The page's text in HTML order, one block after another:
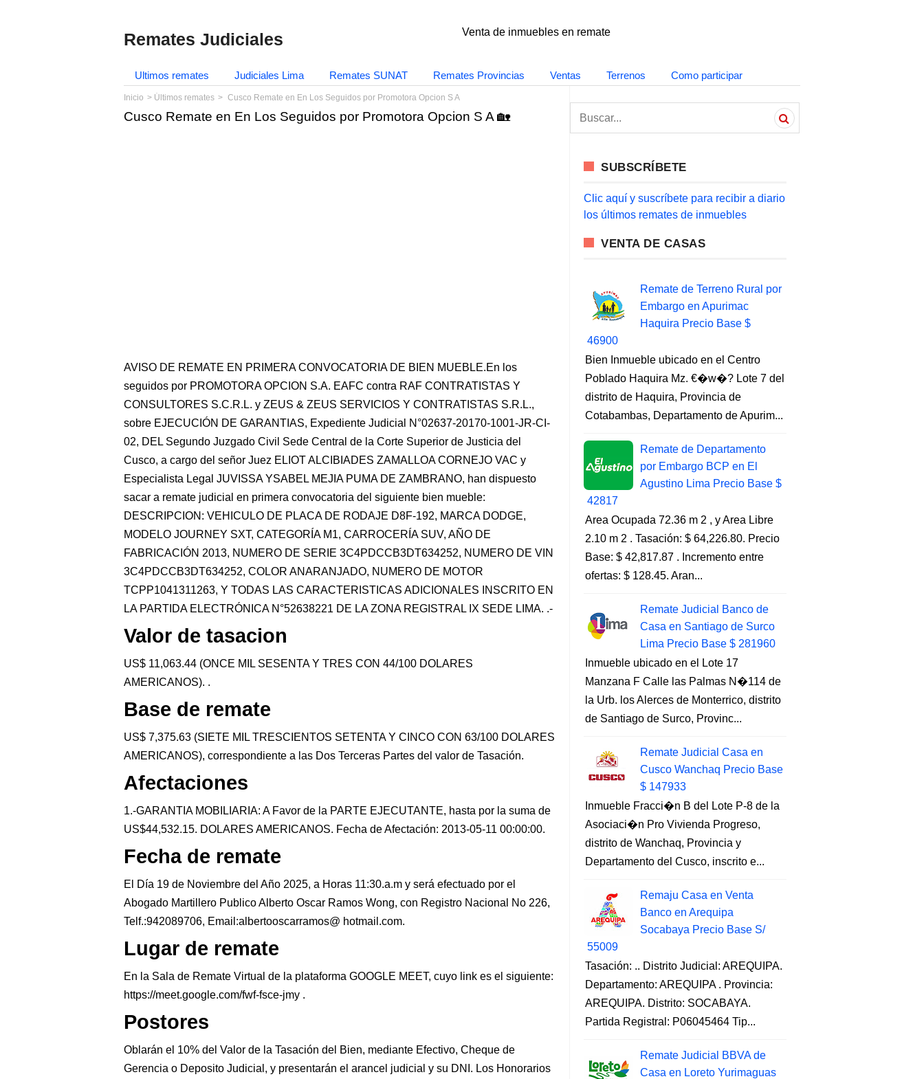
Remates Judiciales Venta de inmuebles en remate
Ultimos remates Judiciales Lima Remates SUNAT Remates Provincias Ventas Terrenos Como participar
Inicio Últimos remates Cusco Remate en En Los Seguidos por Promotora Opcion S A
Cusco Remate en En Los Seguidos por Promotora Opcion S A 🏡
AVISO DE REMATE EN PRIMERA CONVOCATORIA DE BIEN MUEBLE.En los
seguidos por PROMOTORA OPCION S.A. EAFC contra RAF CONTRATISTAS Y
CONSULTORES S.C.R.L. y ZEUS & ZEUS SERVICIOS Y CONTRATISTAS S.R.L.,
sobre EJECUCIÓN DE GARANTIAS, Expediente Judicial N°02637-20170-1001-JR-CI-
02, DEL Segundo Juzgado Civil Sede Central de la Corte Superior de Justicia del
Cusco, a cargo del señor Juez ELIOT ALCIBIADES ZAMALLOA CORNEJO VAC y
Especialista Legal JUVISSA YSABEL MEJIA PUMA DE ZAMBRANO, han dispuesto
sacar a remate judicial en primera convocatoria del siguiente bien mueble:
DESCRIPCION: VEHICULO DE PLACA DE RODAJE D8F-192, MARCA DODGE,
MODELO JOURNEY SXT, CATEGORÍA M1, CARROCERÍA SUV, AÑO DE
FABRICACIÓN 2013, NUMERO DE SERIE 3C4PDCCB3DT634252, NUMERO DE VIN
3C4PDCCB3DT634252, COLOR ANARANJADO, NUMERO DE MOTOR
TCPP1041311263, Y TODAS LAS CARACTERISTICAS ADICIONALES INSCRITO EN
LA PARTIDA ELECTRÓNICA N°52638221 DE LA ZONA REGISTRAL IX SEDE LIMA. .-
Valor de tasacion
US$ 11,063.44 (ONCE MIL SESENTA Y TRES CON 44/100 DOLARES
AMERICANOS). .
Base de remate
US$ 7,375.63 (SIETE MIL TRESCIENTOS SETENTA Y CINCO CON 63/100 DOLARES
AMERICANOS), correspondiente a las Dos Terceras Partes del valor de Tasación.
Afectaciones
1.-GARANTIA MOBILIARIA: A Favor de la PARTE EJECUTANTE, hasta por la suma de
US$44,532.15. DOLARES AMERICANOS. Fecha de Afectación: 2013-05-11 00:00:00.
Fecha de remate
El Día 19 de Noviembre del Año 2025, a Horas 11:30.a.m y será efectuado por el
Abogado Martillero Publico Alberto Oscar Ramos Wong, con Registro Nacional No 226,
Telf.:942089706, Email:albertooscarramos@ hotmail.com.
Lugar de remate
En la Sala de Remate Virtual de la plataforma GOOGLE MEET, cuyo link es el siguiente:
https://meet.google.com/fwf-fsce-jmy .
Postores
Oblarán el 10% del Valor de la Tasación del Bien, mediante Efectivo, Cheque de
Gerencia o Deposito Judicial, y presentarán el arancel judicial y su DNI. Los Honorarios
a
SUBSCRÍBETE
Clic aquí y suscríbete para recibir a diario
los últimos remates de inmuebles
VENTA DE CASAS
Remate de Terreno Rural por
Embargo en Apurimac
Haquira Precio Base $
46900
Bien Inmueble ubicado en el Centro
Poblado Haquira Mz. €�w�? Lote 7 del
distrito de Haquira, Provincia de
Cotabambas, Departamento de Apurim...
Remate de Departamento
por Embargo BCP en El
Agustino Lima Precio Base $
42817
Area Ocupada 72.36 m 2 , y Area Libre
2.10 m 2 . Tasación: $ 64,226.80. Precio
Base: $ 42,817.87 . Incremento entre
ofertas: $ 128.45. Aran...
Remate Judicial Banco de
Casa en Santiago de Surco
Lima Precio Base $ 281960
Inmueble ubicado en el Lote 17
Manzana F Calle las Palmas N�114 de
la Urb. los Alerces de Monterrico, distrito
de Santiago de Surco, Provinc...
Remate Judicial Casa en
Cusco Wanchaq Precio Base
$ 147933
Inmueble Fracci�n B del Lote P-8 de la
Asociaci�n Pro Vivienda Progreso,
distrito de Wanchaq, Provincia y
Departamento del Cusco, inscrito e...
Remaju Casa en Venta
Banco en Arequipa
Socabaya Precio Base S/
55009
Tasación: .. Distrito Judicial: AREQUIPA.
Departamento: AREQUIPA . Provincia:
AREQUIPA. Distrito: SOCABAYA.
Partida Registral: P06045464 Tip...
Remate Judicial BBVA de
Casa en Loreto Yurimaguas